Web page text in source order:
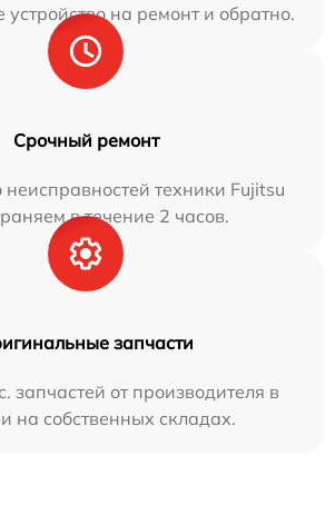
устройство на ремонт и обратно.
Срочный ремонт
техники Fujitsu
в течение 2 часов.
запчасти
запчастей от производителя в
на собственных складах.